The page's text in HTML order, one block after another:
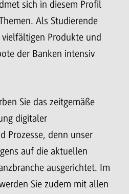
sich in diesem Profil
Als Studierende
Produkte und
der Banken intensiv
Sie das zeitgemäße
digitaler
Prozesse, denn unser
auf die aktuellen
ausgerichtet. Im
Sie zudem mit allen